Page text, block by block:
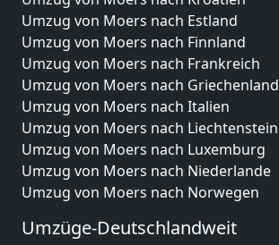
Umzug von Moers nach Estland
Umzug von Moers nach Finnland
Umzug von Moers nach Frankreich
Umzug von Moers nach Griechenland
Umzug von Moers nach Italien
Umzug von Moers nach Liechtenstein
Umzug von Moers nach Luxemburg
Umzug von Moers nach Niederlande
Umzug von Moers nach Norwegen
Umzüge-Deutschlandweit